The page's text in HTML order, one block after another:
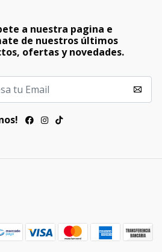
a nuestra pagina e
de nuestros últimos
ofertas y novedades.